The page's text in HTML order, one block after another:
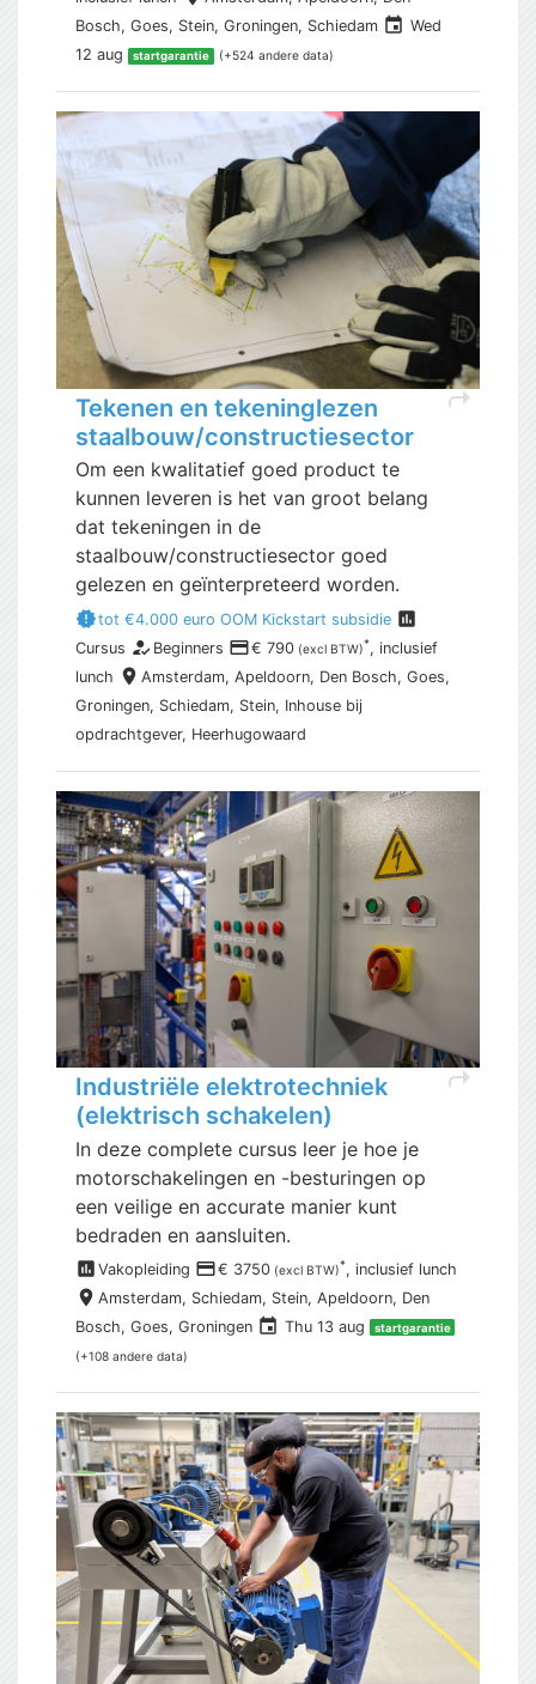
Bosch, Goes, Stein, Groningen, Schiedam event Wed
12 aug
startgarantie (+524 andere data)
shortcut
Tekenen en tekeninglezen
staalbouw/constructiesector
Om een kwalitatief goed product te
kunnen leveren is het van groot belang
dat tekeningen in de
staalbouw/constructiesector goed
gelezen en geïnterpreteerd worden.
new_releasestot €4.000 euro OOM Kickstart subsidie assessment
Cursus how_to_reg Beginners payment€ 790(excl BTW)*, inclusief
lunch place Amsterdam, Apeldoorn, Den Bosch, Goes,
Groningen, Schiedam, Stein, Inhouse bij
opdrachtgever, Heerhugowaard
shortcut
Industriële elektrotechniek
(elektrisch schakelen)
In deze complete cursus leer je hoe je
motorschakelingen en -besturingen op
een veilige en accurate manier kunt
bedraden en aansluiten.
assessment Vakopleiding payment€ 3750(excl BTW)*, inclusief lunch
place Amsterdam, Schiedam, Stein, Apeldoorn, Den
Bosch, Goes, Groningen event Thu 13 aug startgarantie
(+108 andere data)